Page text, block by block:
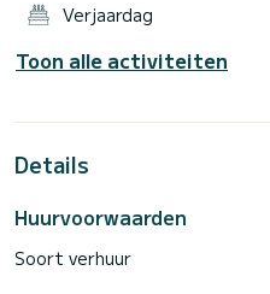
Verjaardag
Toon alle activiteiten
Details
Huurvoorwaarden
Soort verhuur